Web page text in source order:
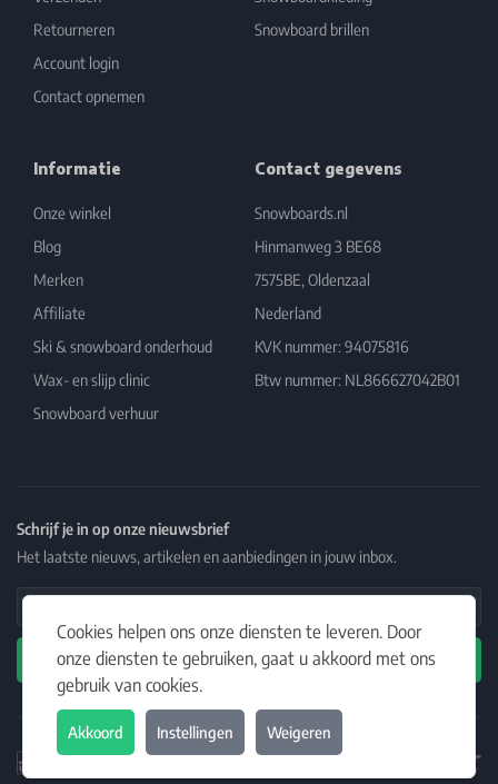
Cookies helpen ons onze diensten te leveren. Door
onze diensten te gebruiken, gaat u akkoord met ons
gebruik van cookies.
Akkoord Instellingen Weigeren
Retourneren
Account login
Contact opnemen
Snowboard brillen
Informatie
Onze winkel
Blog
Merken
Affiliate
Ski & snowboard onderhoud
Wax- en slijp clinic
Snowboard verhuur
Contact gegevens
Snowboards.nl
Hinmanweg 3 BE68
7575BE, Oldenzaal
Nederland
KVK nummer: 94075816
Btw nummer: NL866627042B01
Schrijf je in op onze nieuwsbrief
Het laatste nieuws, artikelen en aanbiedingen in jouw inbox.
Email Address
Abonneren